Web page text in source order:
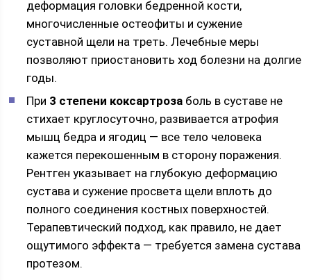
деформация головки бедренной кости,
многочисленные остеофиты и сужение
суставной щели на треть. Лечебные меры
позволяют приостановить ход болезни на долгие
годы.
При 3 степени коксартроза боль в суставе не
стихает круглосуточно, развивается атрофия
мышц бедра и ягодиц — все тело человека
кажется перекошенным в сторону поражения.
Рентген указывает на глубокую деформацию
сустава и сужение просвета щели вплоть до
полного соединения костных поверхностей.
Терапевтический подход, как правило, не дает
ощутимого эффекта — требуется замена сустава
протезом.